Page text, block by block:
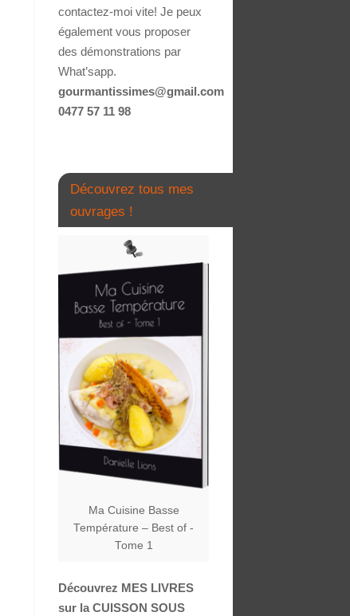
contactez-moi vite! Je peux
également vous proposer
des démonstrations par
What’sapp.
gourmantissimes@gmail.com
0477 57 11 98
Découvrez tous mes
ouvrages !
Ma Cuisine Basse
Température – Best of -
Tome 1
Découvrez MES LIVRES
sur la CUISSON SOUS